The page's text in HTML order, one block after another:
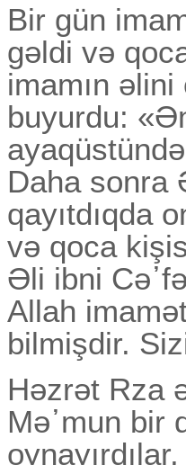
Bir gün
gəldi və
imamın
buyurdu:
Daha sonra
qayıtdıqda
və qoca
Әli ibni
Allah
bilmişdir.
Həzrət Rza
Mə᾽mun bir